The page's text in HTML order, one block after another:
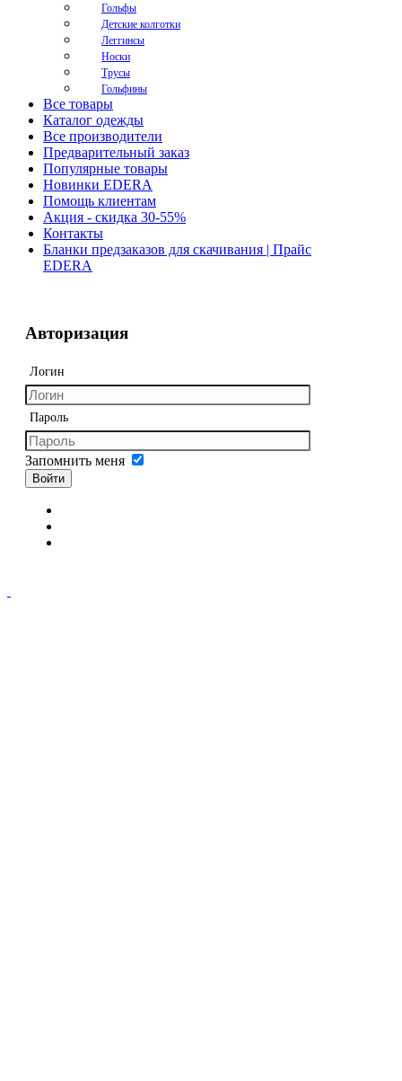
Гольфы
Детские колготки
Леггинсы
Носки
Трусы
Гольфины
Все товары
Каталог одежды
Все производители
Предварительный заказ
Популярные товары
Новинки EDERA
Помощь клиентам
Акция - скидка 30-55%
Контакты
Бланки предзаказов для скачивания | Прайс
EDERA
Авторизация
Логин
Пароль
Запомнить меня
Войти